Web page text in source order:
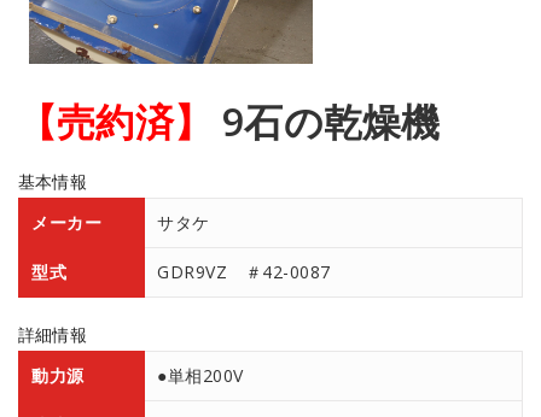
【売約済】 9石の乾燥機
基本情報
メーカー
サタケ
型式 GDR9VZ ＃42-0087
詳細情報
動力源
●単相200V